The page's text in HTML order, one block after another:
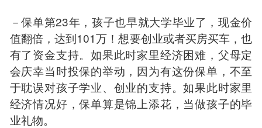
－保单第23年，孩子也早就大学毕业了，现金价
值翻倍，达到101万！想要创业或者买房买车，也
有了资金支持。如果此时家里经济困难，父母定
会庆幸当时投保的举动，因为有这份保单，不至
于耽误对孩子学业、创业的支持。如果此时家里
经济情况好，保单算是锦上添花，当做孩子的毕
业礼物。